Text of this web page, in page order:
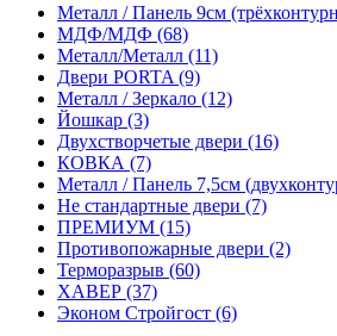
Металл / Панель 9см
МДФ/МДФ (68)
Металл/Металл (11)
Двери PORTA (9)
Металл / Зеркало (12)
Йошкар (3)
Двухстворчетые двери (16)
КОВКА (7)
Металл / Панель 7,5см
Не стандартные двери (7)
ПРЕМИУМ (15)
Противопожарные двери (2)
Терморазрыв (60)
ХАВЕР (37)
Эконом Стройгост (6)